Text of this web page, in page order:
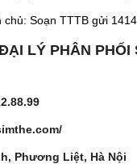
chủ: Soạn TTTB gửi
LÝ PHÂN PHỐI
Phương Liệt, Hà Nội